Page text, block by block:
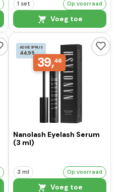
1 set Op voorraad
Voeg toe
ADVIESPRIJS
44,95
39,46
Nanolash Eyelash Serum
(3 ml)
3 ml Op voorraad
Voeg toe